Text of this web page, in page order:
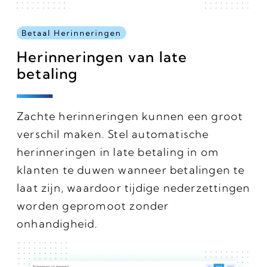
Betaal Herinneringen
Herinneringen van late
betaling
Zachte herinneringen kunnen een groot
verschil maken. Stel automatische
herinneringen in late betaling in om
klanten te duwen wanneer betalingen te
laat zijn, waardoor tijdige nederzettingen
worden gepromoot zonder
onhandigheid.